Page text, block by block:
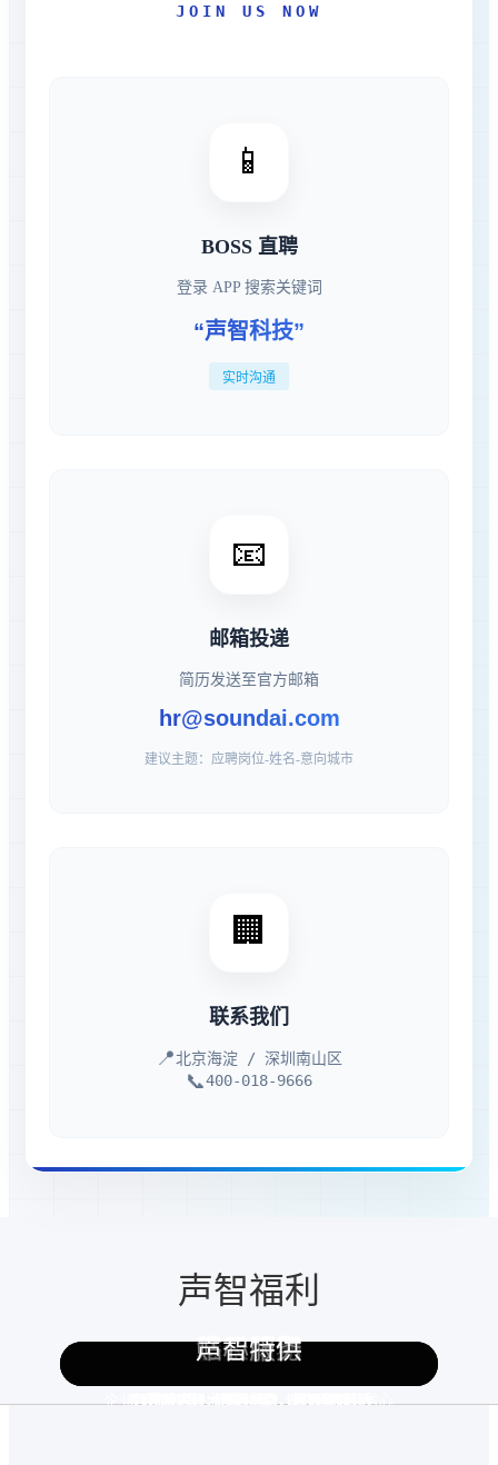
JOIN US NOW
📱
BOSS 直聘
登录 APP 搜索关键词
“声智科技”
实时沟通
📧
邮箱投递
简历发送至官方邮箱
hr@soundai.com
建议主题：应聘岗位-姓名-意向城市
🏢
联系我们
📍北京海淀 / 深圳南山区
📞400-018-9666
声智福利
健康福利
五险加一金：健全制度，做你坚实后盾
舌尖福利
零食不限量：能量补给，让你满血复活
玩个痛快
花式团建：精彩活动，惊喜不断
悠长假期
带薪病假：安心休息，无需烦忧
贴心服务
企业打车：因公出行不垫费，报销省时又省心
声智特供
团队顶尖：大牛遍地有，天天在成长